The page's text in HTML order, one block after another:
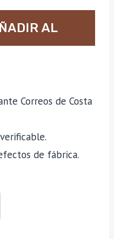
AL
Correos de Costa
de fábrica.